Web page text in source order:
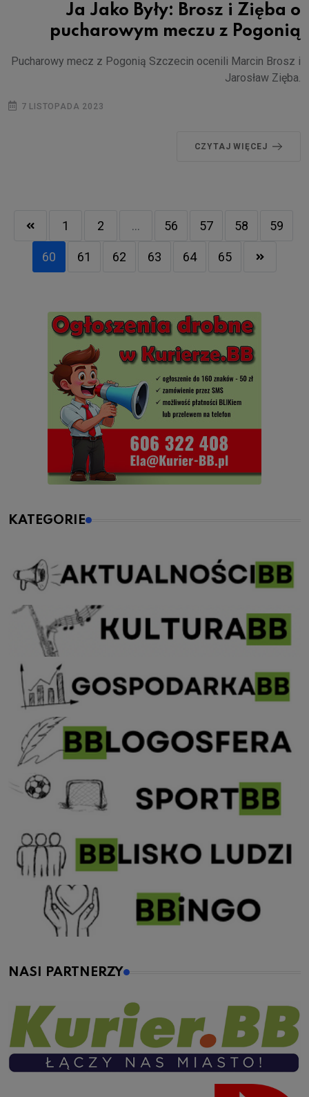
Ja Jako Były: Brosz i Zięba o
pucharowym meczu z Pogonią
Pucharowy mecz z Pogonią Szczecin ocenili Marcin Brosz i
Jarosław Zięba.
7 LISTOPADA 2023
CZYTAJ WIĘCEJ
1 2 ... 56 57 58 59
60 61 62 63 64 65
KATEGORIE
NASI PARTNERZY